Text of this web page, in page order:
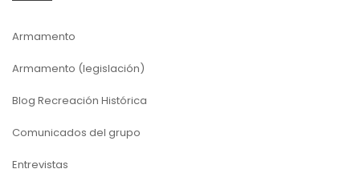
Armamento
Armamento (legislación)
Blog Recreación Histórica
Comunicados del grupo
Entrevistas